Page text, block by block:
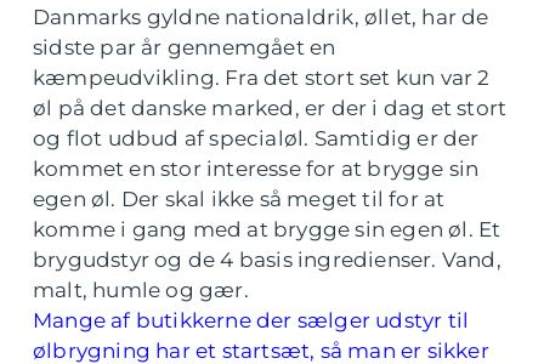
Danmarks gyldne nationaldrik, øllet, har de
sidste par år gennemgået en
kæmpeudvikling. Fra det stort set kun var 2
øl på det danske marked, er der i dag et stort
og flot udbud af specialøl. Samtidig er der
kommet en stor interesse for at brygge sin
egen øl. Der skal ikke så meget til for at
komme i gang med at brygge sin egen øl. Et
brygudstyr og de 4 basis ingredienser. Vand,
malt, humle og gær.
Mange af butikkerne der sælger udstyr til
ølbrygning har et startsæt, så man er sikker